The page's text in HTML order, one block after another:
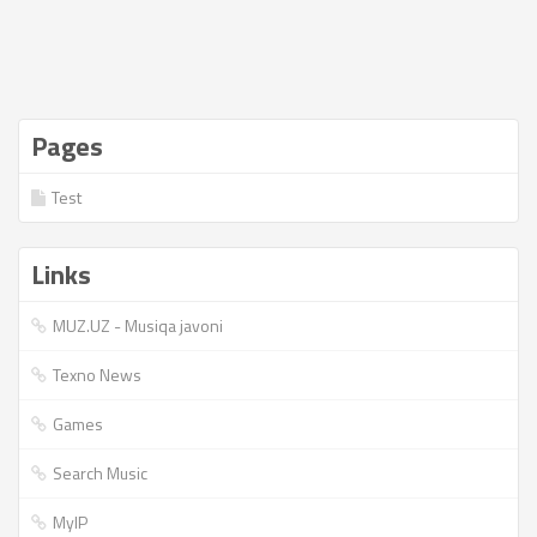
Pages
Test
Links
MUZ.UZ - Musiqa javoni
Texno News
Games
Search Music
MyIP